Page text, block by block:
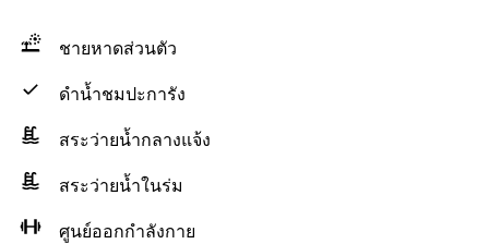
ชายหาดส่วนตัว
ดำน้ำชมปะการัง
สระว่ายน้ำกลางแจ้ง
สระว่ายน้ำในร่ม
ศูนย์ออกกำลังกาย